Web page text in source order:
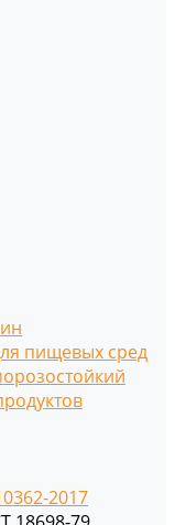
пищевых сред
2017